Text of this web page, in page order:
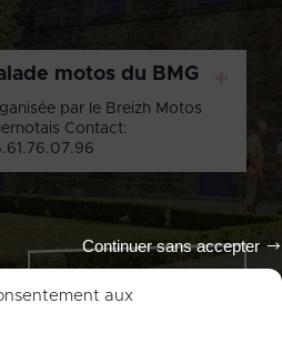
aux
Continuer sans accepter
motos du BMG
par le Breizh Motos
Contact: